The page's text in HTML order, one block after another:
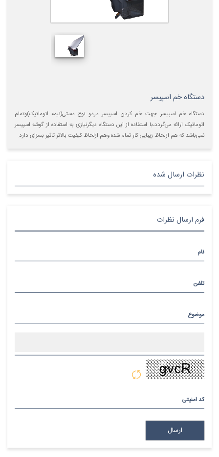
دستگاه خم اسپیسر
دستگاه خم اسپیسر جهت خم کردن اسپیسر دردو نوع دستی(نیمه اتوماتیک)وتمام
اتوماتیک ارائه می‌گردد،با استفاده از این دستگاه دیگرنیازی به استفاده از گوشه اسپیسر
نمی‌باشد که هم ازلحاظ زیبایی کار تمام شده وهم ازلحاظ کیفیت بالاتر تاثیر بسزای دارد.
نظرات ارسال شده
فرم ارسال نظرات
نام
تلفن
موضوع
کد امنیتی